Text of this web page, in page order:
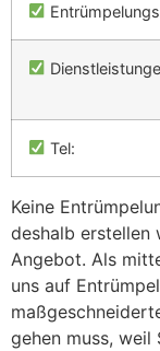
Tel:
Keine
deshalb erstellen
Angebot. Als
uns auf
gehen muss, weil